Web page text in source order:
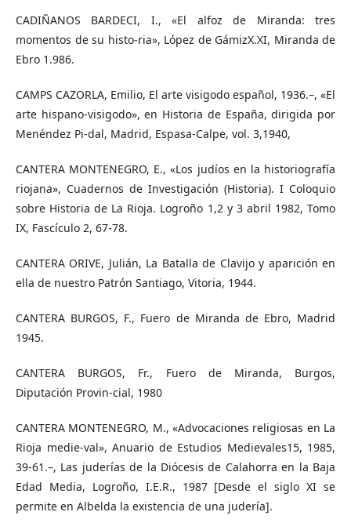
CADIÑANOS BARDECI, I., «El alfoz de Miranda: tres
momentos de su histo-ria», López de GámizX.XI, Miranda de
Ebro 1.986.
CAMPS CAZORLA, Emilio, El arte visigodo español, 1936.–, «El
arte hispano-visigodo», en Historia de España, dirigida por
Menéndez Pi-dal, Madrid, Espasa-Calpe, vol. 3,1940,
CANTERA MONTENEGRO, E., «Los judíos en la historiografía
riojana», Cuadernos de Investigación (Historia). I Coloquio
sobre Historia de La Rioja. Logroño 1,2 y 3 abril 1982, Tomo
IX, Fascículo 2, 67-78.
CANTERA ORIVE, Julián, La Batalla de Clavijo y aparición en
ella de nuestro Patrón Santiago, Vitoria, 1944.
CANTERA BURGOS, F., Fuero de Miranda de Ebro, Madrid
1945.
CANTERA BURGOS, Fr., Fuero de Miranda, Burgos,
Diputación Provin-cial, 1980
CANTERA MONTENEGRO, M., «Advocaciones religiosas en La
Rioja medie-val», Anuario de Estudios Medievales15, 1985,
39-61.–, Las juderías de la Diócesis de Calahorra en la Baja
Edad Media, Logroño, I.E.R., 1987 [Desde el siglo XI se
permite en Albelda la existencia de una judería].